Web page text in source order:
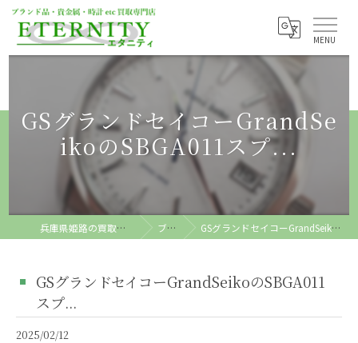
GSグランドセイコーGrandSe
ikoのSBGA011スプ...
兵庫県姫路の買取ならETERNITY ブログ GSグランドセイコーGrandSeikoのSBGA011スプ...
GSグランドセイコーGrandSeikoのSBGA011
スプ...
2025/02/12